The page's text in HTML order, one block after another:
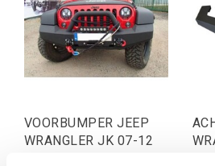
VOORBUMPER JEEP
WRANGLER JK 07-12